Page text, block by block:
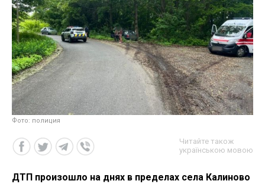
Фото: полиция
Читайте також
українською мовою
ДТП произошло на днях в пределах села Калиново